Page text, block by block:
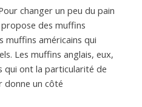
changer un peu du pain
des muffins
muffins américains qui
Les muffins anglais, eux,
qui ont la particularité de
donne un côté